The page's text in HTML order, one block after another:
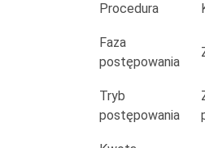
przez
ZGM
"TBS"
Procedura
Faza
postępowania
Tryb
postępowania